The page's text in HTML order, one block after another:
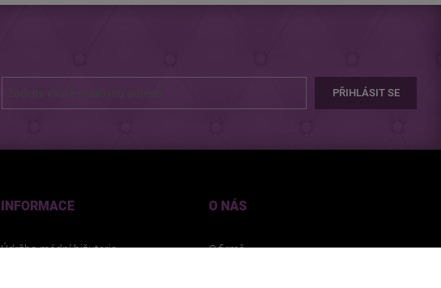
PŘIHLÁSIT SE
INFORMACE
Údržba módní bižuterie
O NÁS
O firmě